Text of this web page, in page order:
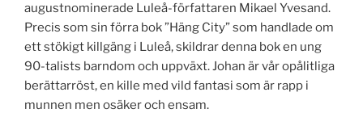
augustnominerade Luleå-författaren Mikael Yvesand.
Precis som sin förra bok ”Häng City” som handlade om
ett stökigt killgäng i Luleå, skildrar denna bok en ung
90-talists barndom och uppväxt. Johan är vår opålitliga
berättarröst, en kille med vild fantasi som är rapp i
munnen men osäker och ensam.